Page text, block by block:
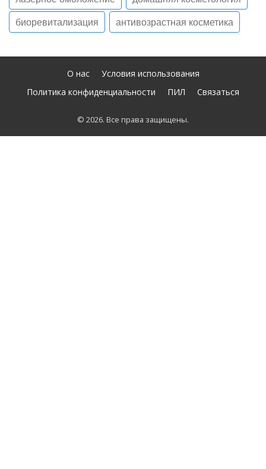
биоревитализация
антивозрастная косметика
О нас
Условия использования
Политика конфиденциальности
ПИЛ Связаться
© 2026. Все права защищены.